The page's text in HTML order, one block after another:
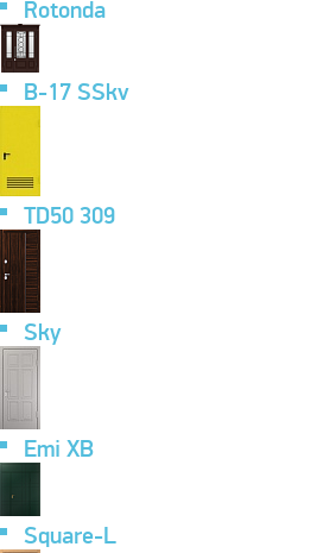
Rotonda
B-17 SSkv
TD50 309
Sky
Emi XB
Square-L